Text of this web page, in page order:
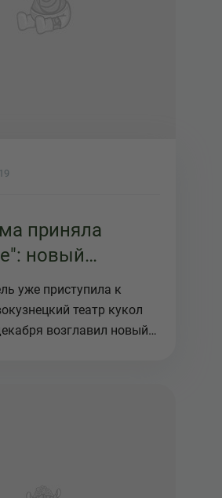
приняла
новый
театра
историю
уже приступила к
театр кукол
возглавил новый